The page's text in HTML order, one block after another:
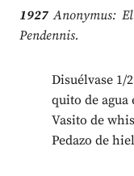
1927Anonymus: El
Pendennis.
Disuélvase 1/
quito de agua
Vasito de
Pedazo de